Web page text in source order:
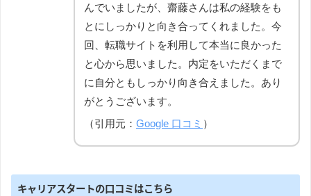
んでいましたが、齋藤さんは私の経験をも
とにしっかりと向き合ってくれました。今
回、転職サイトを利用して本当に良かった
と心から思いました。内定をいただくまで
に自分ともしっかり向き合えました。あり
がとうございます。
（引用元： Google 口コミ ）
キャリアスタートの口コミはこちら